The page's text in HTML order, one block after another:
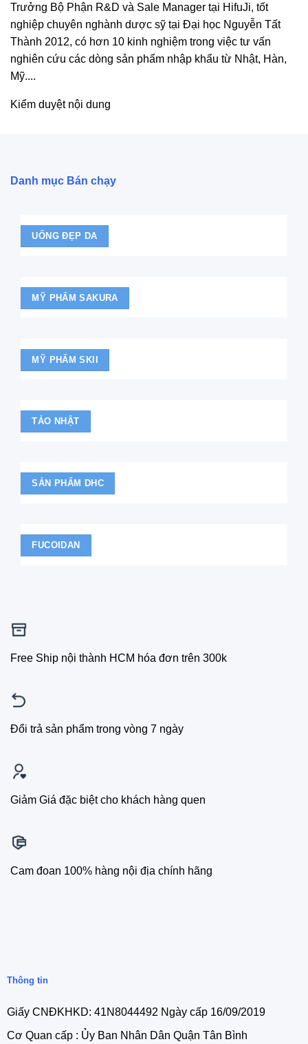
Trưởng Bộ Phận R&D và Sale Manager tại HifuJi, tốt
nghiệp chuyên nghành dược sỹ tại Đại học Nguyễn Tất
Thành 2012, có hơn 10 kinh nghiệm trong việc tư vấn
nghiên cứu các dòng sản phẩm nhập khẩu từ Nhật, Hàn,
Mỹ....
Kiểm duyệt nội dung
Danh mục Bán chạy
UỐNG ĐẸP DA
MỸ PHẨM SAKURA
MỸ PHẨM SKII
TẢO NHẬT
SẢN PHẨM DHC
FUCOIDAN
Free Ship nội thành HCM hóa đơn trên 300k
Đổi trả sản phẩm trong vòng 7 ngày
Giảm Giá đặc biệt cho khách hàng quen
Cam đoan 100% hàng nội địa chính hãng
Thông tin
Giấy CNĐKHKD: 41N8044492 Ngày cấp 16/09/2019
Cơ Quan cấp : Ủy Ban Nhân Dân Quận Tân Bình